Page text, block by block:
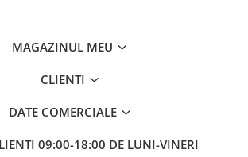
MAGAZINUL MEU
CLIENTI
DATE COMERCIALE
09:00-18:00 DE LUNI-VINERI